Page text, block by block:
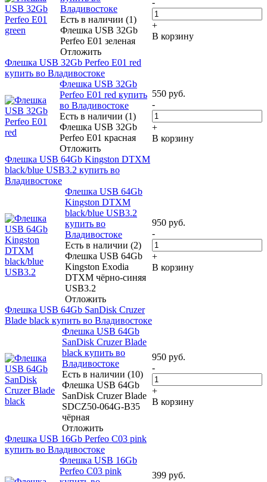
Владивостоке
Есть в наличии (1)
Флешка USB 32Gb
Perfeo E01 зеленая
Отложить
+
В корзину
Флешка USB 32Gb Perfeo E01 red
купить во Владивостоке
Флешка USB 32Gb
Perfeo E01 red купить
во Владивостоке
Есть в наличии (1)
Флешка USB 32Gb
Perfeo E01 красная
Отложить
550 руб.
-
+
В корзину
Флешка USB 64Gb Kingston DTXM
black/blue USB3.2 купить во
Владивостоке
Флешка USB 64Gb
Kingston DTXM
black/blue USB3.2
купить во
Владивостоке
Есть в наличии (2)
Флешка USB 64Gb
Kingston Exodia
DTXM чёрно-синяя
USB3.2
Отложить
950 руб.
-
+
В корзину
Флешка USB 64Gb SanDisk Cruzer
Blade black купить во Владивостоке
Флешка USB 64Gb
SanDisk Cruzer Blade
black купить во
Владивостоке
Есть в наличии (10)
Флешка USB 64Gb
SanDisk Cruzer Blade
SDCZ50-064G-B35
чёрная
Отложить
950 руб.
-
+
В корзину
Флешка USB 16Gb Perfeo C03 pink
купить во Владивостоке
Флешка USB 16Gb
Perfeo C03 pink
399 руб.